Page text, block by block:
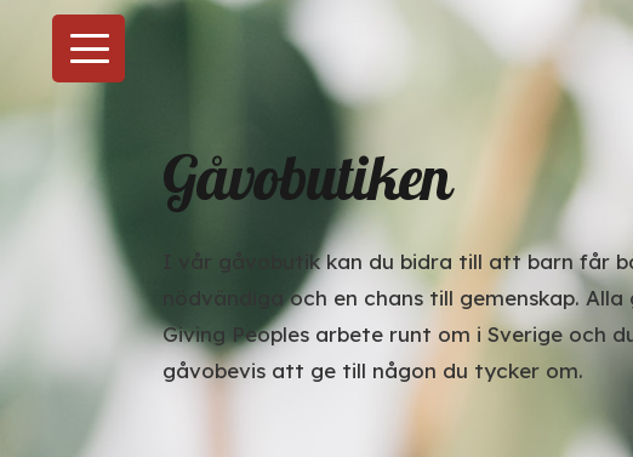
Gåvobutiken
I vår gåvobutik kan du bidra till att barn får
nödvändiga och en chans till gemenskap.
Giving Peoples arbete runt om i Sverige och
gåvobevis att ge till någon du tycker om.